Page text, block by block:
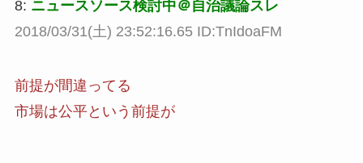
8: ニュースソース検討中＠自治議論スレ
2018/03/31(土) 23:52:16.65 ID:TnIdoaFM
前提が間違ってる
市場は公平という前提が